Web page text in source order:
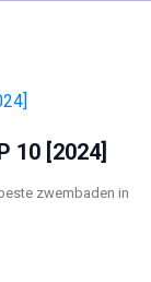
10 [2024]
zwembaden in